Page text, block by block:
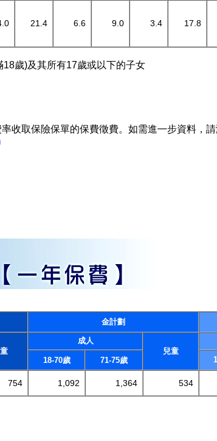
21.4 6.6 9.0 3.4 17.8
歲)及其所有17歲或以下的子女
收取保險保單的保費徵費。如需進㇐步資料，
金計劃
成人
兒童
18-70歲 71-75歲
754 1,092 1,364 534